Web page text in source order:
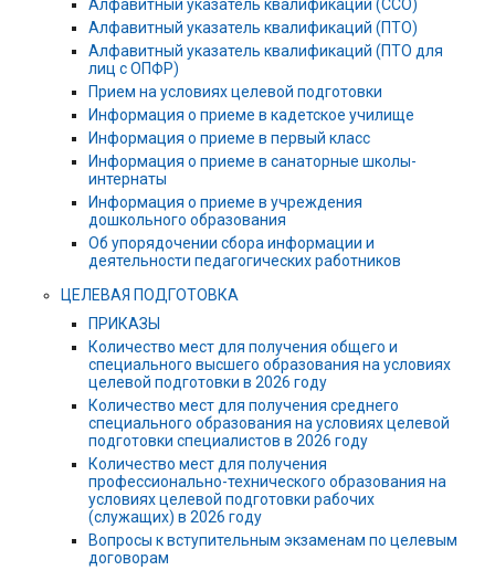
Алфавитный указатель квалификаций (ССО)
Алфавитный указатель квалификаций (ПТО)
Алфавитный указатель квалификаций (ПТО для
лиц с ОПФР)
Прием на условиях целевой подготовки
Информация о приеме в кадетское училище
Информация о приеме в первый класс
Информация о приеме в санаторные школы-
интернаты
Информация о приеме в учреждения
дошкольного образования
Об упорядочении сбора информации и
деятельности педагогических работников
ЦЕЛЕВАЯ ПОДГОТОВКА
ПРИКАЗЫ
Количество мест для получения общего и
специального высшего образования на условиях
целевой подготовки в 2026 году
Количество мест для получения среднего
специального образования на условиях целевой
подготовки специалистов в 2026 году
Количество мест для получения
профессионально-технического образования на
условиях целевой подготовки рабочих
(служащих) в 2026 году
Вопросы к вступительным экзаменам по целевым
договорам